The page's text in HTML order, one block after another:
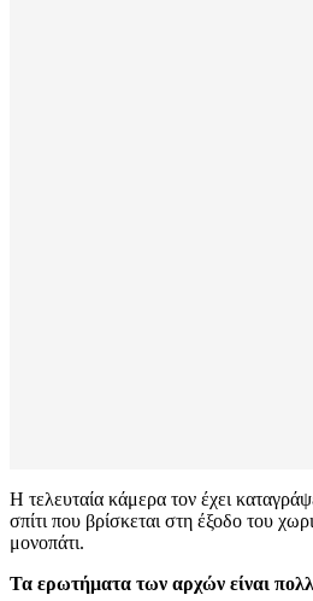
Η τελευταία κάμερα τον έχει
σπίτι που βρίσκεται στη έξοδο του
μονοπάτι.
Τα ερωτήματα των αρχών είναι